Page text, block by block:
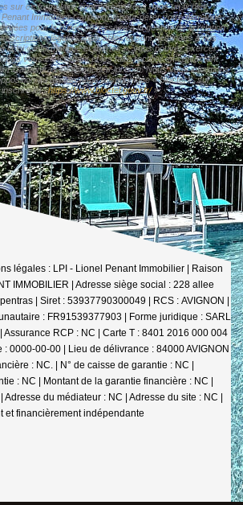
sur ce formulaire sont enregistrées dans un fichier
Immobilier Carpentras pour gérer votre demande
pour la durée nécessaire à la gestion de la relation
légales applicables et sont destinées à nos
la loi « informatique et libertés », vous pouvez exercer
vous concernant et les faire rectifier en contactant
Carpentras info@agence-lpi.com. Nous vous informons
au démarchage téléphonique « Bloctel », sur
inscrire ici :https://www.bloctel.gouv.fr/»
légales : LPI - Lionel Penant Immobilier | Raison
IMMOBILIER | Adresse siège social : 228 allee
| Siret : 53937790300049 | RCS : AVIGNON |
: FR91539377903 | Forme juridique : SARL
Assurance RCP : NC | Carte T : 8401 2016 000 004
0000-00-00 | Lieu de délivrance : 84000 AVIGNON
: NC. | N° de caisse de garantie : NC |
: NC | Montant de la garantie financière : NC |
Adresse du médiateur : NC | Adresse du site : NC |
et financièrement indépendante